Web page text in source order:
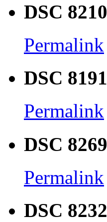
DSC 8210
Permalink
DSC 8191
Permalink
DSC 8269
Permalink
DSC 8232